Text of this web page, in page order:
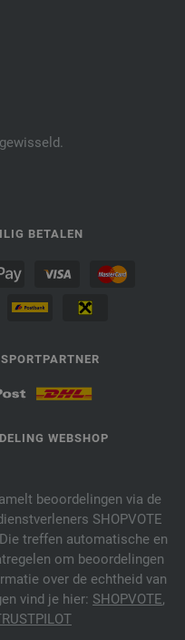
BETALEN
WEBSHOP
beoordelingen via de
SHOPVOTE
Die treffen automatische en
om beoordelingen
over de echtheid van
vind je hier: SHOPVOTE,